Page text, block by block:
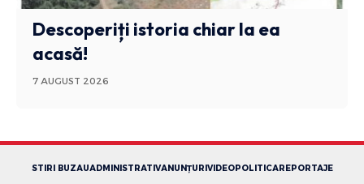
Descoperiți istoria chiar la ea
acasă!
7 AUGUST 2026
STIRI BUZAUADMINISTRATIVANUNȚURI VIDEOPOLITICAREPORTAJE